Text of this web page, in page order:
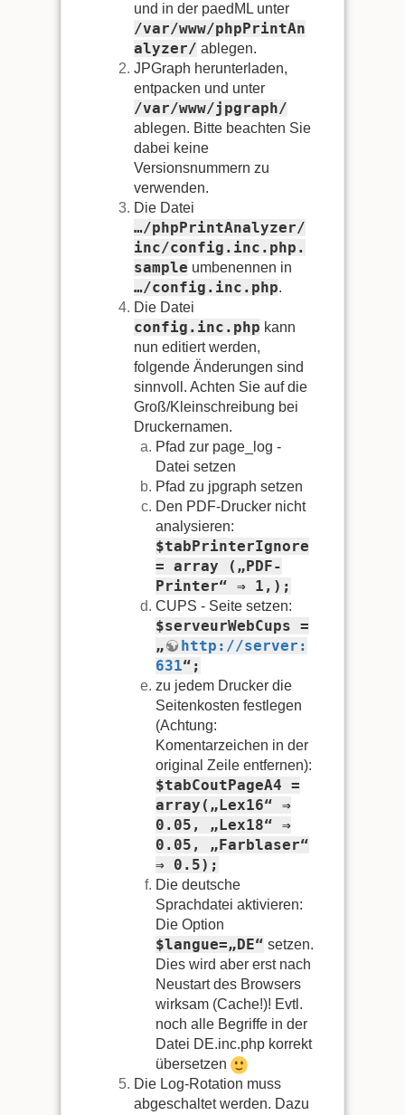
und in der paedML unter
/var/www/phpPrintAn
alyzer/ ablegen.
JPGraph herunterladen,
entpacken und unter
/var/www/jpgraph/
ablegen. Bitte beachten Sie
dabei keine
Versionsnummern zu
verwenden.
Die Datei
…/phpPrintAnalyzer/
inc/config.inc.php.
sample umbenennen in
…/config.inc.php.
Die Datei
config.inc.php kann
nun editiert werden,
folgende Änderungen sind
sinnvoll. Achten Sie auf die
Groß/Kleinschreibung bei
Druckernamen.
Pfad zur page_log -
Datei setzen
Pfad zu jpgraph setzen
Den PDF-Drucker nicht
analysieren:
$tabPrinterIgnore
= array („PDF-
Printer“ ⇒ 1,);
CUPS - Seite setzen:
$serveurWebCups =
„
http://server:
631“;
zu jedem Drucker die
Seitenkosten festlegen
(Achtung:
Komentarzeichen in der
original Zeile entfernen):
$tabCoutPageA4 =
array(„Lex16“ ⇒
0.05, „Lex18“ ⇒
0.05, „Farblaser“
⇒ 0.5);
Die deutsche
Sprachdatei aktivieren:
Die Option
$langue=„DE“ setzen.
Dies wird aber erst nach
Neustart des Browsers
wirksam (Cache!)! Evtl.
noch alle Begriffe in der
Datei DE.inc.php korrekt
übersetzen
Die Log-Rotation muss
abgeschaltet werden. Dazu